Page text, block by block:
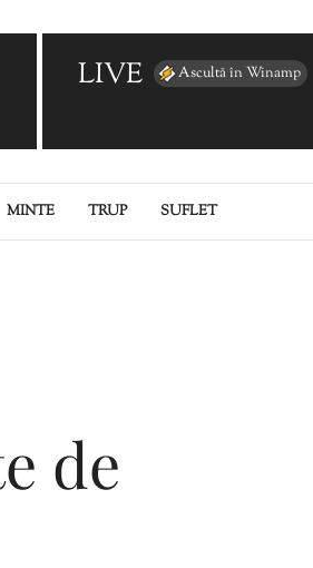
LIVE Ascultă în Winamp
MINTE TRUP SUFLET
de